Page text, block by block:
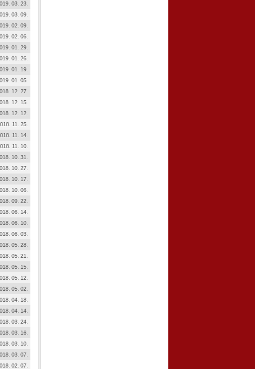
03. 23.
03. 09.
02. 09.
02. 06.
01. 29.
01. 26.
01. 19.
01. 05.
12. 27.
12. 15.
12. 12.
11. 25.
11. 14.
11. 10.
10. 31.
10. 27.
10. 17.
10. 06.
09. 22.
06. 14.
06. 10.
06. 03.
05. 28.
05. 21.
05. 15.
05. 12.
05. 02.
04. 18.
04. 14.
03. 24.
03. 16.
03. 10.
03. 07.
02. 07.